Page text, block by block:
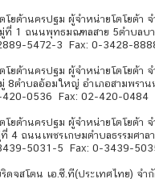
โยต้านครปฐม ผู้จำหน่ายโตโยต้า
1 ถนนพุทธมณฑลสาย 5ตำบลบา
5472-3 Fax: 0-3428-
โยต้านครปฐม ผู้จำหน่ายโตโยต้า
8ตำบลอ้อมใหญ่ อำเภอสามพรา
420-0536 Fax: 02-420-0484
โยต้านครปฐม ผู้จำหน่ายโตโยต้า
4 ถนนเพชรเกษมตำบลธรรมศาล
5031-5 Fax: 0-3439-
ดจสโตน เอ.ซี.ที(ประเทศไทย) จ